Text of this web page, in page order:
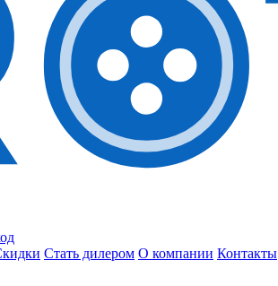
Стать дилером О компании Контакты